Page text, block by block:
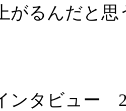
がるんだと思
タビュー